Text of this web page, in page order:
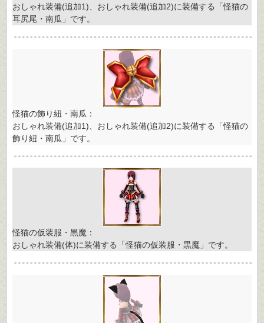
おしゃれ装備(追加1)、おしゃれ装備(追加2)に装備する「怪猫の
耳尻尾・南瓜」です。
怪猫の飾り紐・南瓜：
おしゃれ装備(追加1)、おしゃれ装備(追加2)に装備する「怪猫の
飾り紐・南瓜」です。
怪猫の仮装服・黒魔：
おしゃれ装備(体)に装備する「怪猫の仮装服・黒魔」です。